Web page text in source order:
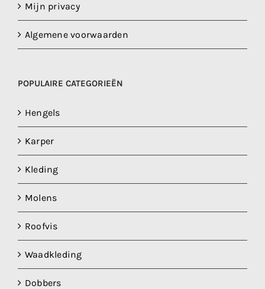
Mijn privacy
Algemene voorwaarden
POPULAIRE CATEGORIEËN
Hengels
Karper
Kleding
Molens
Roofvis
Waadkleding
Dobbers